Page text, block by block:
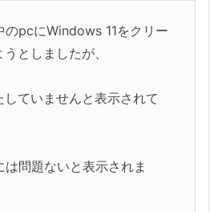
のpcにWindows 11をクリー
としましたが、
ていませんと表示されて
問題ないと表示されま